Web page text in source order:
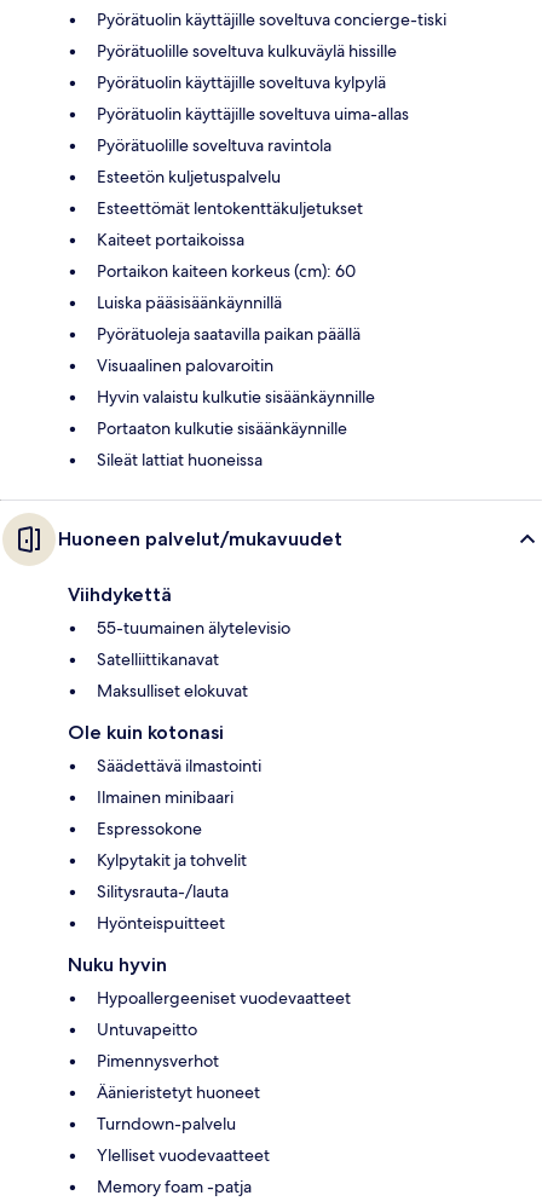
Pyörätuolin käyttäjille soveltuva concierge-tiski
Pyörätuolille soveltuva kulkuväylä hissille
Pyörätuolin käyttäjille soveltuva kylpylä
Pyörätuolin käyttäjille soveltuva uima-allas
Pyörätuolille soveltuva ravintola
Esteetön kuljetuspalvelu
Esteettömät lentokenttäkuljetukset
Kaiteet portaikoissa
Portaikon kaiteen korkeus (cm): 60
Luiska pääsisäänkäynnillä
Pyörätuoleja saatavilla paikan päällä
Visuaalinen palovaroitin
Hyvin valaistu kulkutie sisäänkäynnille
Portaaton kulkutie sisäänkäynnille
Sileät lattiat huoneissa
Huoneen palvelut/mukavuudet
Viihdykettä
55-tuumainen älytelevisio
Satelliittikanavat
Maksulliset elokuvat
Ole kuin kotonasi
Säädettävä ilmastointi
Ilmainen minibaari
Espressokone
Kylpytakit ja tohvelit
Silitysrauta-/lauta
Hyönteispuitteet
Nuku hyvin
Hypoallergeeniset vuodevaatteet
Untuvapeitto
Pimennysverhot
Äänieristetyt huoneet
Turndown-palvelu
Ylelliset vuodevaatteet
Memory foam -patja